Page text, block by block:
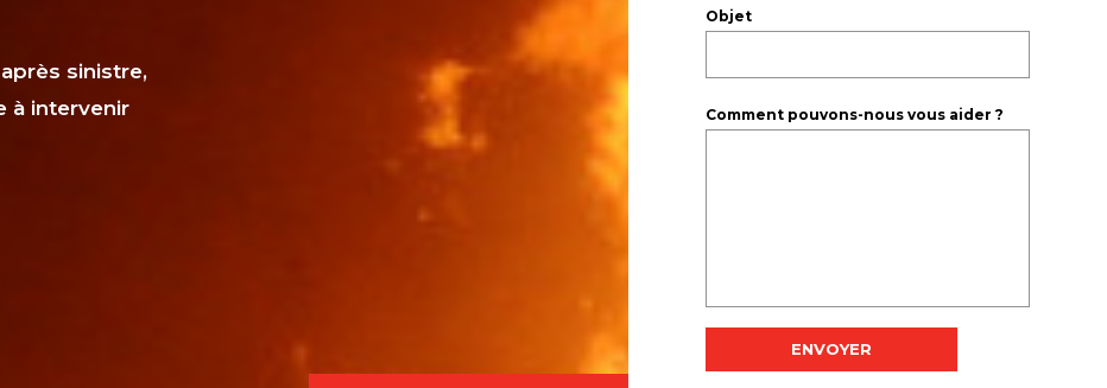
sinistre,
à intervenir
Objet
Comment pouvons-nous vous aider ?